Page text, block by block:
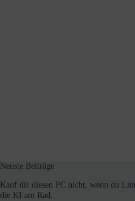
Neuste Beiträge
Kauf dir diesen PC nicht, wenn du
die KI am Rad.